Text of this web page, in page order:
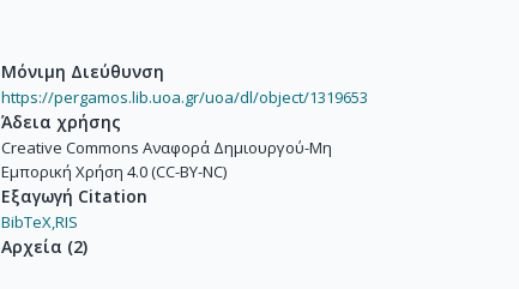
Μόνιμη Διεύθυνση
https://pergamos.lib.uoa.gr/uoa/dl/object/1319653
Άδεια χρήσης
Creative Commons Αναφορά Δημιουργού-Μη
Εμπορική Χρήση 4.0 (CC-BY-NC)
Εξαγωγή Citation
BibTeX,RIS
Αρχεία (2)